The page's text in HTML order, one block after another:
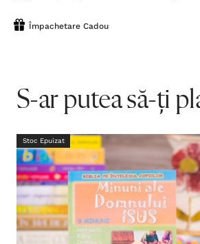
Împachetare Cadou
S-ar putea să-ți
Stoc Epuizat